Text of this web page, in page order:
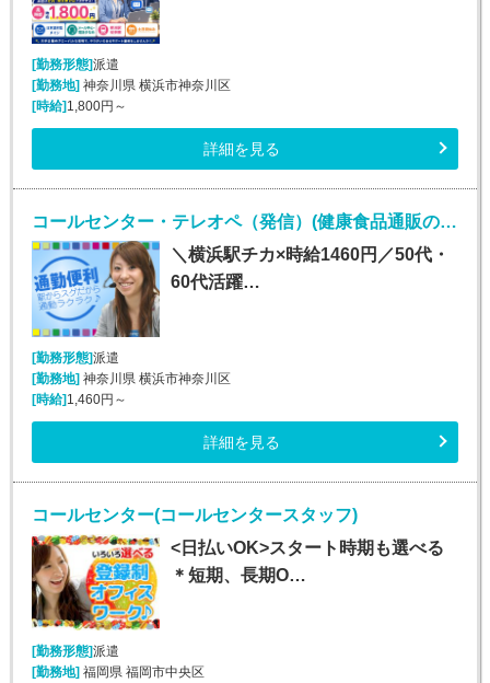
[勤務形態]派遣
[勤務地] 神奈川県 横浜市神奈川区
[時給] 1,800円～
詳細を見る
コールセンター・テレオペ（発信）(健康食品通販のカスタマーサポート)
＼横浜駅チカ×時給1460円／50代・
60代活躍…
[勤務形態]派遣
[勤務地] 神奈川県 横浜市神奈川区
[時給] 1,460円～
詳細を見る
コールセンター(コールセンタースタッフ)
<日払いOK>スタート時期も選べる
＊短期、長期O…
[勤務形態]派遣
[勤務地]福岡県 福岡市中央区